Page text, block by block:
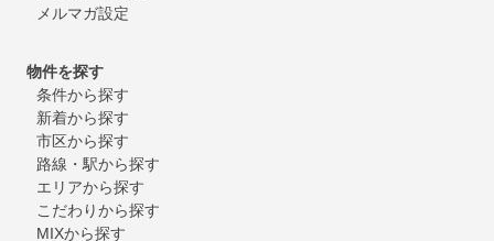
メルマガ設定
物件を探す
条件から探す
新着から探す
市区から探す
路線・駅から探す
エリアから探す
こだわりから探す
MIXから探す